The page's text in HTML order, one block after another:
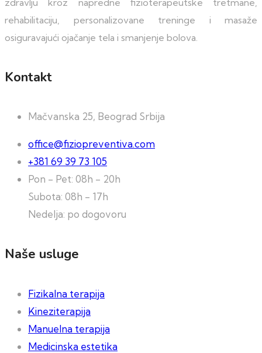
rehabilitaciju, personalizovane treninge i masaže
osiguravajući ojačanje tela i smanjenje bolova.
Kontakt
Mačvanska 25, Beograd Srbija
office@fiziopreventiva.com
+381 69 39 73 105
Pon - Pet: 08h - 20h
Subota: 08h - 17h
Nedelja: po dogovoru
Naše usluge
Fizikalna terapija
Kineziterapija
Manuelna terapija
Medicinska estetika